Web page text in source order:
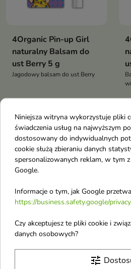
4Organic Pin-up Girl
naturalny Balsam do
ust Berry 5 g
Jagodowy balsam do ust Berry
Obecnie brak na stanie favorite_border
4Organic Men Power
naturalny Balsam po
Niniejsza witryna wykorzystuje pliki
świadczenia usług na najwyższym
dostosowany do indywidualnych
cookie służą zbieraniu danych
spersonalizowanych reklam, w tym
Google.
Informacje o tym, jak Google
https://business.safety.google/
Czy akceptujesz te pliki cookie i
danych osobowych?
tune